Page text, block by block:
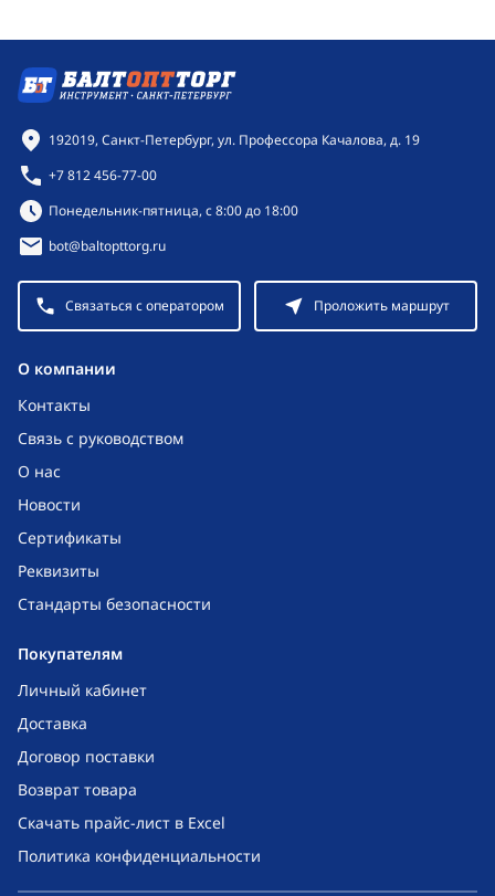
O компании
Контакты
Связь с руководством
О нас
Новости
Сертификаты
Реквизиты
Стандарты безопасности
Покупателям
Личный кабинет
Доставка
Договор поставки
Возврат товара
Скачать прайс-лист в Excel
Политика конфиденциальности
Контактная информация
192019, Санкт-Петербург, ул. Профессора Качалова, д. 19
+7 812 456-77-00
Режим работы:
Понедельник-пятница, с 8:00 до 18:00
bot@baltopttorg.ru
Связаться с оператором Проложить маршрут